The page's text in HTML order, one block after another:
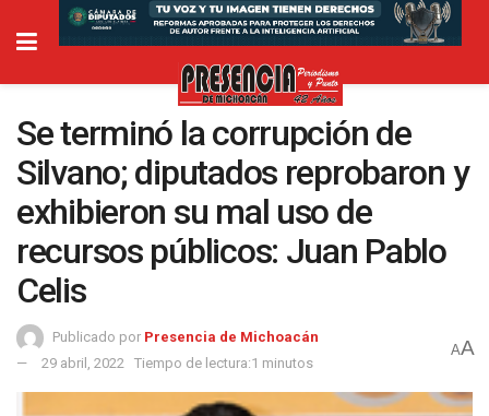
Se terminó la corrupción de
Silvano; diputados reprobaron y
exhibieron su mal uso de
recursos públicos: Juan Pablo
Celis
Publicado por Presencia de Michoacán
29 abril, 2022
Tiempo de lectura:1 minutos
AA